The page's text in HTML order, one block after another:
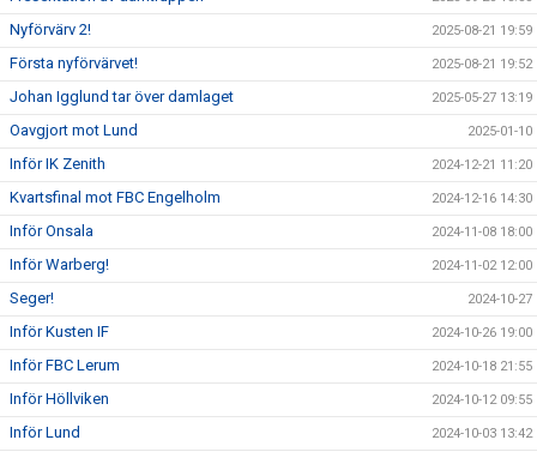
Nyförvärv 2! 2025-08-21 19:59
Första nyförvärvet! 2025-08-21 19:52
Johan Igglund tar över damlaget 2025-05-27 13:19
Oavgjort mot Lund 2025-01-10
Inför IK Zenith 2024-12-21 11:20
Kvartsfinal mot FBC Engelholm 2024-12-16 14:30
Inför Onsala 2024-11-08 18:00
Inför Warberg! 2024-11-02 12:00
Seger! 2024-10-27
Inför Kusten IF 2024-10-26 19:00
Inför FBC Lerum 2024-10-18 21:55
Inför Höllviken 2024-10-12 09:55
Inför Lund 2024-10-03 13:42